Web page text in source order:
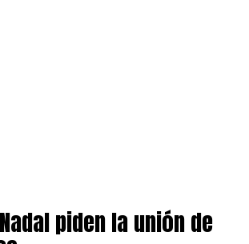
piden la unión de